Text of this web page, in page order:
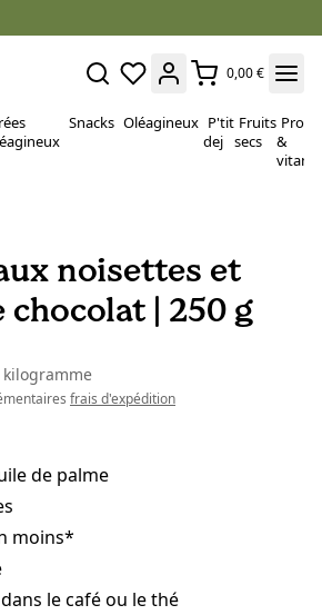
0,00 €
Snacks Oléagineux P'tit
dej
Fruits
secs
&
noisettes et
| 250 g
kilogramme
frais d'expédition
de palme
moins*
le café ou le thé